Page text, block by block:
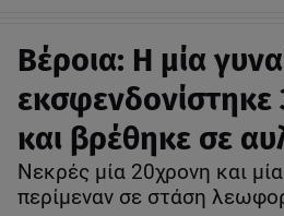
Βέροια: Η μία
εκσφενδονίστηκε
και βρέθηκε σε
Νεκρές μία 20χρονη και
περίμεναν σε στάση